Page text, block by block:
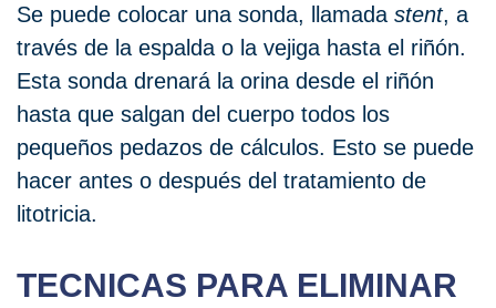
Se puede colocar una sonda, llamada stent, a
través de la espalda o la vejiga hasta el riñón.
Esta sonda drenará la orina desde el riñón
hasta que salgan del cuerpo todos los
pequeños pedazos de cálculos. Esto se puede
hacer antes o después del tratamiento de
litotricia.
TECNICAS PARA ELIMINAR